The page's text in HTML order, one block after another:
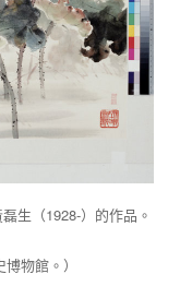
生（1928-）的作品。
物館。）